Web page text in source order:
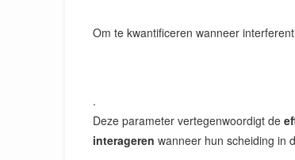
Om te kwantificeren wanneer
.
Deze parameter vertegenwoordigt de
interageren wanneer hun scheiding in